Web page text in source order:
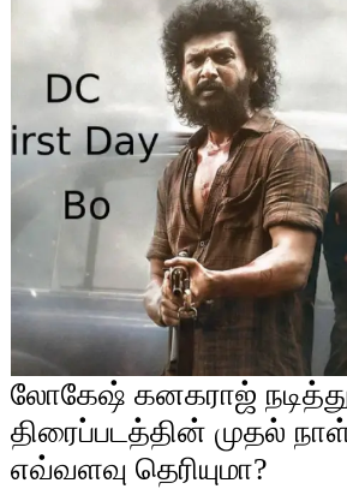
லோகேஷ் கனகராஜ்
திரைப்படத்தின் முதல்
எவ்வளவு தெரியுமா?